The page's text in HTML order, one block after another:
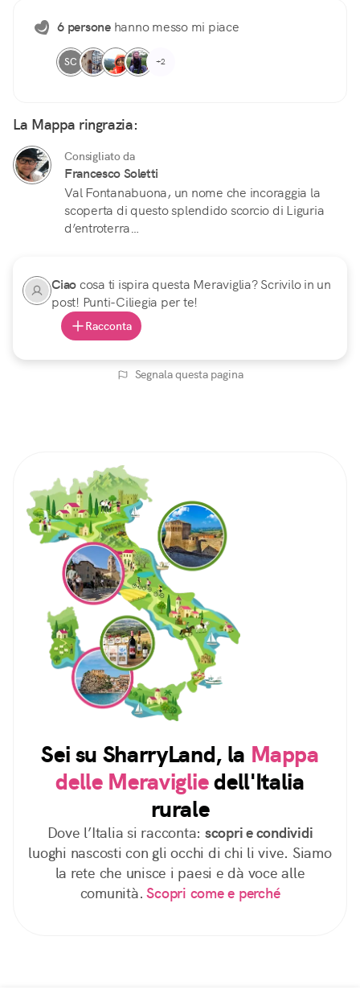
6 personehanno messo mi piace
SC +2
La Mappa ringrazia:
Consigliato da
Francesco Soletti
Val Fontanabuona, un nome che incoraggia la
scoperta di questo splendido scorcio di Liguria
d’entroterra…
Ciaocosa ti ispira questa Meraviglia? Scrivilo in un
post! Punti-Ciliegia per te!
Racconta
Segnala questa pagina
Sei su SharryLand, la Mappa
delle Meravigliedell'Italia
rurale
Dove l’Italia si racconta: scopri e condividi
luoghi nascosti con gli occhi di chi li vive. Siamo
la rete che unisce i paesi e dà voce alle
comunità. Scopri come e perché